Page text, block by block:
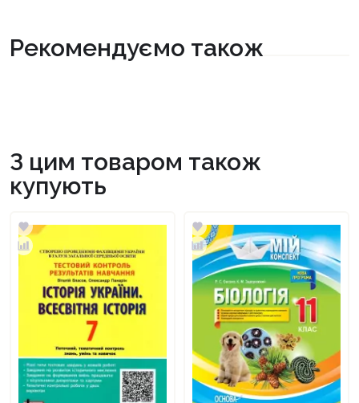
Рекомендуємо також
З цим товаром також
купують